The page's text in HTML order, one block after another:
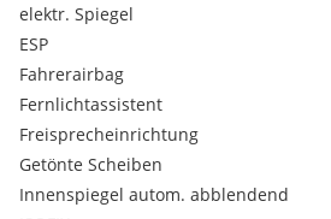
Fahrassistenz-System:
Fzg. ohne Modell-Schriftzug
Innenspiegel mit Abblendautomatik
Klimaautomatik 2-Zonen mit autom.
erweiterter Umfang
Parkassistent-Paket
Sitzbezug / Polsterung: Leder Dakota
Sitzheizung vorn
elektr. Spiegel
ESP
Fahrerairbag
Fernlichtassistent
Freisprecheinrichtung
Getönte Scheiben
Innenspiegel autom. abblendend